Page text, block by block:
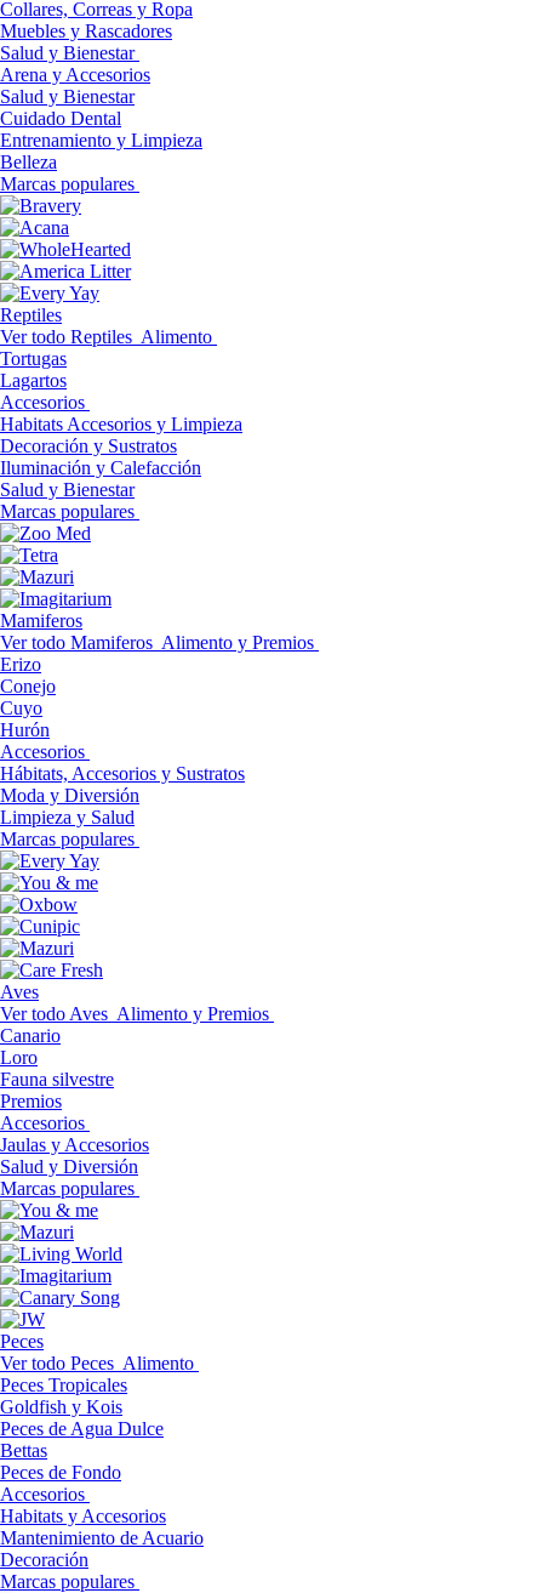
Collares, Correas y Ropa
Muebles y Rascadores
Salud y Bienestar
Arena y Accesorios
Salud y Bienestar
Cuidado Dental
Entrenamiento y Limpieza
Belleza
Marcas populares
Reptiles
Ver todo Reptiles Alimento
Tortugas
Lagartos
Accesorios
Habitats Accesorios y Limpieza
Decoración y Sustratos
Iluminación y Calefacción
Salud y Bienestar
Marcas populares
Mamiferos
Ver todo Mamiferos Alimento y Premios
Erizo
Conejo
Cuyo
Hurón
Accesorios
Hábitats, Accesorios y Sustratos
Moda y Diversión
Limpieza y Salud
Marcas populares
Aves
Ver todo Aves Alimento y Premios
Canario
Loro
Fauna silvestre
Premios
Accesorios
Jaulas y Accesorios
Salud y Diversión
Marcas populares
Peces
Ver todo Peces Alimento
Peces Tropicales
Goldfish y Kois
Peces de Agua Dulce
Bettas
Peces de Fondo
Accesorios
Habitats y Accesorios
Mantenimiento de Acuario
Decoración
Marcas populares